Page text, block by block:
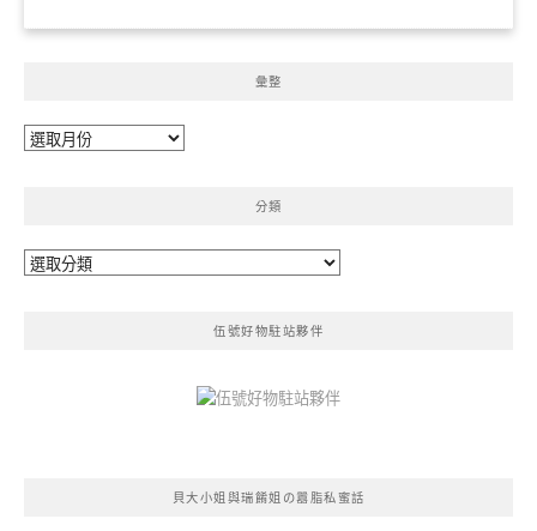
彙整
彙
分類
分
伍號好物駐站夥伴
貝大小姐與瑞餚姐の囂脂私蜜話